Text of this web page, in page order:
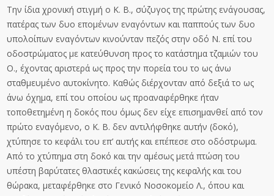
Την ίδια χρονική στιγμή ο Κ. Β., σύζυγος της πρώτης ενάγουσας,
πατέρας των δυο επομένων εναγόντων και παππούς των δυο
υπολοίπων εναγόντων κινούνταν πεζός στην οδό Ν. επί του
οδοστρώματος με κατεύθυνση προς το κατάστημα τζαμιών του
Ο., έχοντας αριστερά ως προς την πορεία του το ως άνω
σταθμευμένο αυτοκίνητο. Καθώς διέρχονταν από δεξιά το ως
άνω όχημα, επί του οποίου ως προαναφέρθηκε ήταν
τοποθετημένη η δοκός που όμως δεν είχε επισημανθεί από τον
πρώτο εναγόμενο, ο Κ. Β. δεν αντιλήφθηκε αυτήν (δοκό),
χτύπησε το κεφάλι του επ’ αυτής και επέπεσε στο οδόστρωμα.
Από το χτύπημα στη δοκό και την αμέσως μετά πτώση του
υπέστη βαρύτατες θλαστικές κακώσεις της κεφαλής και του
θώρακα, μεταφέρθηκε στο Γενικό Νοσοκομείο Λ., όπου και